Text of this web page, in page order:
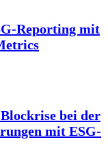
Reporting mit
bei der
mit ESG-